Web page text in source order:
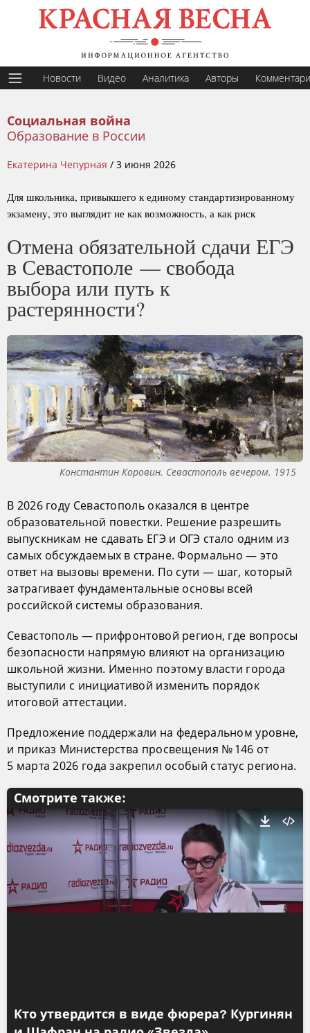
Новости Видео Аналитика Авторы
Социальная война
Образование в России
Екатерина Чепурная / 3 июня 2026
Для школьника, привыкшего к единому стандартизированному
экзамену, это выглядит не как возможность, а как риск
Отмена обязательной сдачи ЕГЭ
в Севастополе — свобода
выбора или путь к
растерянности?
Константин Коровин. Севастополь вечером. 1915
В 2026 году Севастополь оказался в центре
образовательной повестки. Решение разрешить
выпускникам не сдавать ЕГЭ и ОГЭ стало одним из
самых обсуждаемых в стране. Формально — это
ответ на вызовы времени. По сути — шаг, который
затрагивает фундаментальные основы всей
российской системы образования.
Севастополь — прифронтовой регион, где вопросы
безопасности напрямую влияют на организацию
школьной жизни. Именно поэтому власти города
выступили с инициативой изменить порядок
итоговой аттестации.
Предложение поддержали на федеральном уровне,
и приказ Министерства просвещения № 146 от
5 марта 2026 года закрепил особый статус региона.
Смотрите также:
Кто утвердится в виде фюрера? Кургинян